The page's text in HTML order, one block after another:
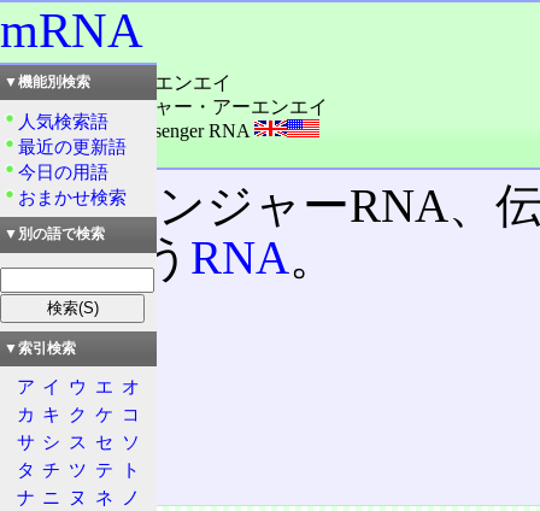
mRNA
読み：エム・アーエンエイ
読み：メッセンジャー・アーエンエイ
外語：mRNA: messenger RNA
品詞：名詞
メッセンジャーRNA、
役を担う RNA。
目次
概要
特徴
転写
▼機能別検索
人気検索語
最近の更新語
今日の用語
おまかせ検索
▼別の語で検索
▼索引検索
ア イ ウ エ オ
カ キ ク ケ コ
サ シ ス セ ソ
タ チ ツ テ
ト
ナ ニ ヌ ネ
ノ